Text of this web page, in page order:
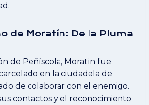
de Moratín: De la Pluma
de Peñíscola, Moratín fue
en la ciudadela de
de colaborar con el enemigo.
contactos y el reconocimiento